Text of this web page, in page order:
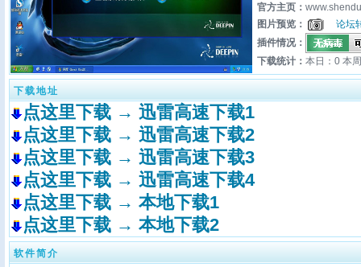
官方主页：
图片预览：
论坛
插件情况：
下载统计： 本日：0 本
下载地址
点这里下载 → 迅雷高速下载1
点这里下载 → 迅雷高速下载2
点这里下载 → 迅雷高速下载3
点这里下载 → 迅雷高速下载4
点这里下载 → 本地下载1
点这里下载 → 本地下载2
软件简介